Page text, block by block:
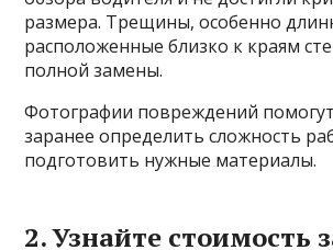
размера. Трещины, особенно
расположенные близко к краям
полной замены.
Фотографии повреждений
заранее определить сложность
подготовить нужные материалы.
2. Узнайте стоимость